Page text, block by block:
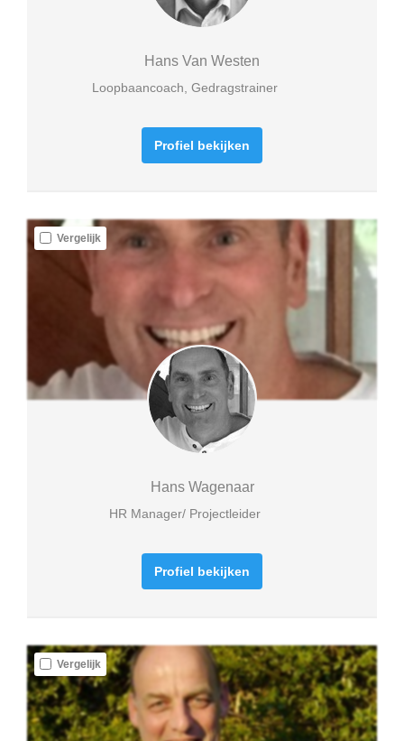
Hans Van Westen
Loopbaancoach, Gedragstrainer
Profiel bekijken
Vergelijk
Hans Wagenaar
HR Manager/ Projectleider
Profiel bekijken
Vergelijk